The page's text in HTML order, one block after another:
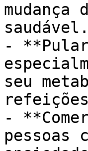
saudável.
-
seu
-
pessoas